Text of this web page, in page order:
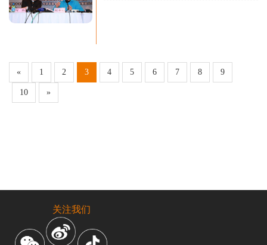
« 1 2 3 4 5 6 7 8 9
10 »
关注我们